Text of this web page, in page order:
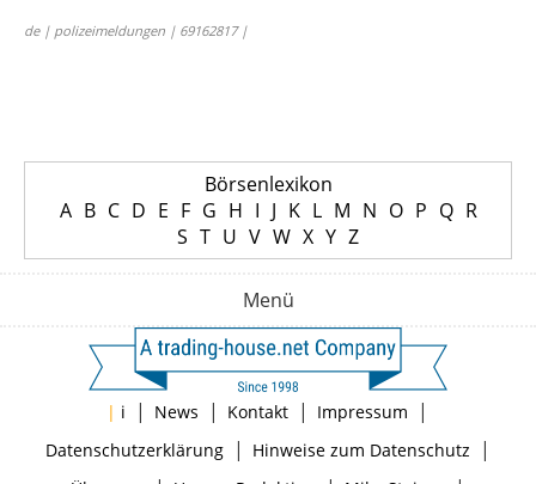
de | polizeimeldungen | 69162817 |
Börsenlexikon
A B C D E F G H I J K L M N O P Q R
S T U V W X Y Z
Menü
| i | News | Kontakt | Impressum |
Datenschutzerklärung| Hinweise zum Datenschutz |